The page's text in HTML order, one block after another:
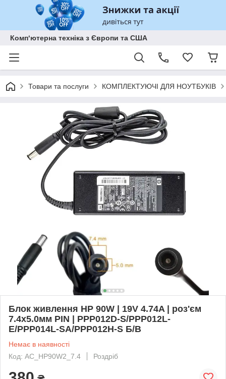
Комп‘ютерна техніка з Європи та США
Товари та послуги КОМПЛЕКТУЮЧІ ДЛЯ НОУТБУКІВ
Блок живлення HP 90W | 19V 4.74A | роз'єм
7.4x5.0мм PIN | PPP012D-S/PPP012L-
E/PPP014L-SA/PPP012H-S Б/В
Немає в наявності
Код: AC_HP90W2_7.4
Роздріб